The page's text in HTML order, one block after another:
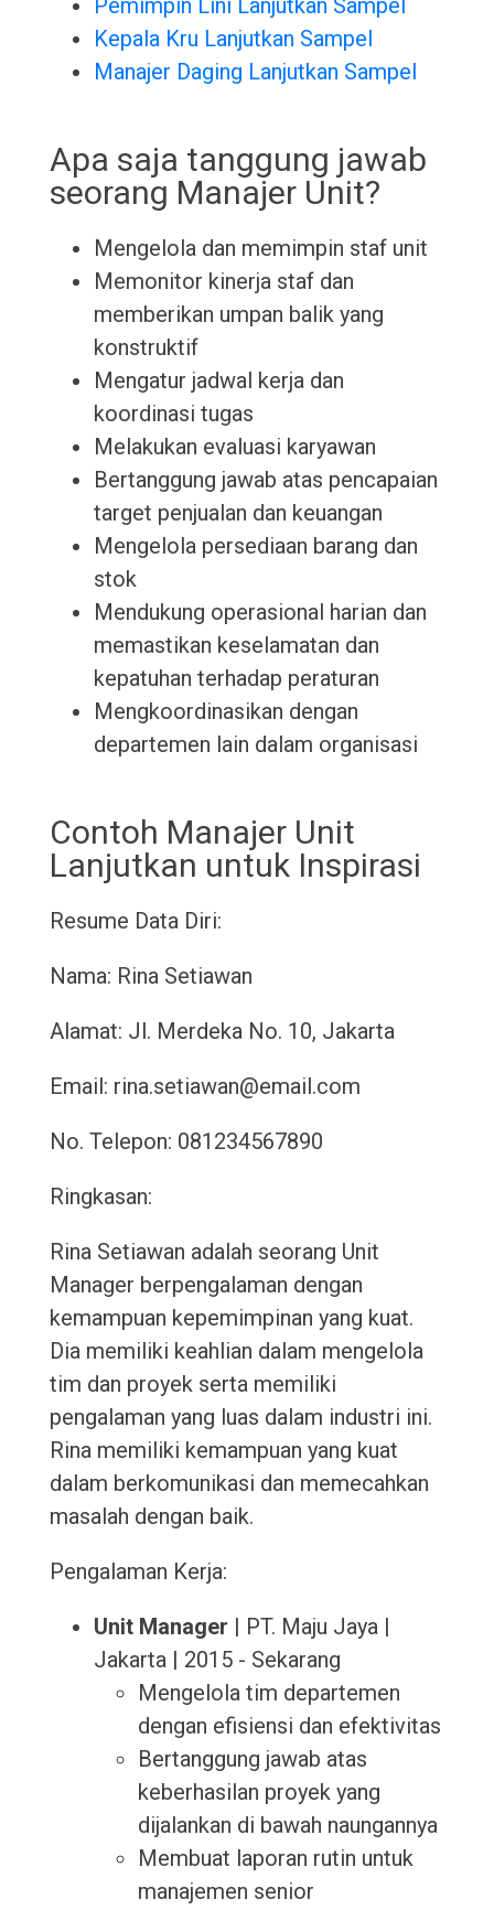
Pemimpin Lini Lanjutkan Sampel
Kepala Kru Lanjutkan Sampel
Manajer Daging Lanjutkan Sampel
Apa saja tanggung jawab
seorang Manajer Unit?
Mengelola dan memimpin staf unit
Memonitor kinerja staf dan
memberikan umpan balik yang
konstruktif
Mengatur jadwal kerja dan
koordinasi tugas
Melakukan evaluasi karyawan
Bertanggung jawab atas pencapaian
target penjualan dan keuangan
Mengelola persediaan barang dan
stok
Mendukung operasional harian dan
memastikan keselamatan dan
kepatuhan terhadap peraturan
Mengkoordinasikan dengan
departemen lain dalam organisasi
Contoh Manajer Unit
Lanjutkan untuk Inspirasi
Resume Data Diri:
Nama: Rina Setiawan
Alamat: Jl. Merdeka No. 10, Jakarta
Email: rina.setiawan@email.com
No. Telepon: 081234567890
Ringkasan:
Rina Setiawan adalah seorang Unit
Manager berpengalaman dengan
kemampuan kepemimpinan yang kuat.
Dia memiliki keahlian dalam mengelola
tim dan proyek serta memiliki
pengalaman yang luas dalam industri ini.
Rina memiliki kemampuan yang kuat
dalam berkomunikasi dan memecahkan
masalah dengan baik.
Pengalaman Kerja:
Unit Manager | PT. Maju Jaya |
Jakarta | 2015 - Sekarang
Mengelola tim departemen
dengan efisiensi dan efektivitas
Bertanggung jawab atas
keberhasilan proyek yang
dijalankan di bawah naungannya
Membuat laporan rutin untuk
manajemen senior